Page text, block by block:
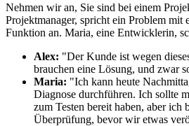
Nehmen wir an, Sie sind bei einem
Projektmanager, spricht ein Problem mit
Funktion an. Maria, eine Entwicklerin,
Alex: "Der Kunde ist wegen
brauchen eine Lösung, und zwar
Maria: "Ich kann heute
Diagnose durchführen. Ich sollte
zum Testen bereit haben, aber ich
Überprüfung, bevor wir etwas